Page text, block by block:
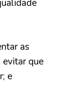
as
evitar que
e